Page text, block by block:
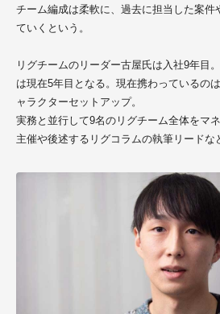
チーム編成は柔軟に、過去に担当した案件
ていくという。
リグチームのリーダー古屋氏は 入社9年目
は現在5年目となる。現在携わっているの
ャラクターセットアップ。
実務と並行して9名のリグチーム全体をマ
主催や後述するリグコラムの執筆リードな